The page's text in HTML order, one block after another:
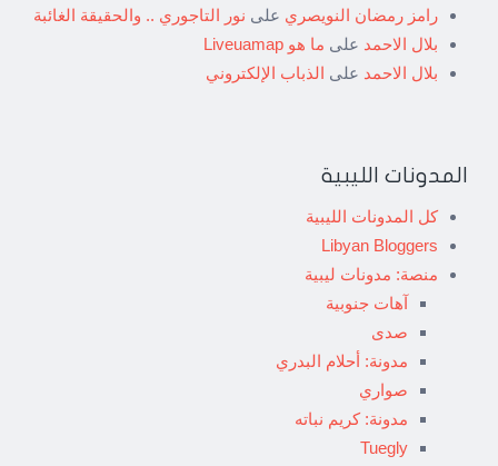
رامز رمضان النويصري على نور التاجوري .. والحقيقة الغائبة
بلال الاحمد على ما هو Liveuamap
بلال الاحمد على الذباب الإلكتروني
المدونات الليبية
كل المدونات الليبية
Libyan Bloggers
منصة: مدونات ليبية
آهات جنوبية
صدى
مدونة: أحلام البدري
صواري
مدونة: كريم نباته
Tuegly